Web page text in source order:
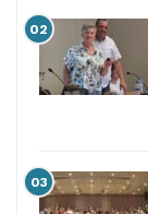
02
03